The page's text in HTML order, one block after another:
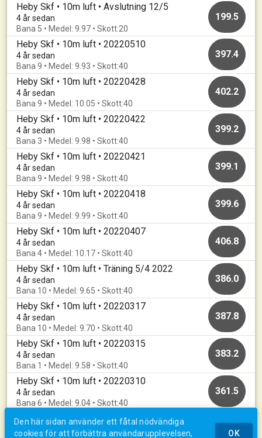
Heby Skf • 10m luft • Avslutning 12/5
4 år sedan
Bana 5 • Medel: 9.97 • Skott:20
199.5
Heby Skf • 10m luft • 20220510
4 år sedan
Bana 9 • Medel: 9.93 • Skott:40
397.4
Heby Skf • 10m luft • 20220428
4 år sedan
Bana 9 • Medel: 10.05 • Skott:40
402.2
Heby Skf • 10m luft • 20220422
4 år sedan
Bana 3 • Medel: 9.98 • Skott:40
399.2
Heby Skf • 10m luft • 20220421
4 år sedan
Bana 9 • Medel: 9.98 • Skott:40
399.1
Heby Skf • 10m luft • 20220418
4 år sedan
Bana 9 • Medel: 9.99 • Skott:40
399.6
Heby Skf • 10m luft • 20220407
4 år sedan
Bana 4 • Medel: 10.17 • Skott:40
406.8
Heby Skf • 10m luft • Träning 5/4 2022
4 år sedan
Bana 10 • Medel: 9.65 • Skott:40
386.0
Heby Skf • 10m luft • 20220317
4 år sedan
Bana 10 • Medel: 9.70 • Skott:40
387.8
Heby Skf • 10m luft • 20220315
4 år sedan
Bana 1 • Medel: 9.58 • Skott:40
383.2
Heby Skf • 10m luft • 20220310
4 år sedan
Bana 6 • Medel: 9.04 • Skott:40
361.5
Den här sidan använder ett fåtal nödvändiga
cookies för att förbättra användarupplevelsen,
OK